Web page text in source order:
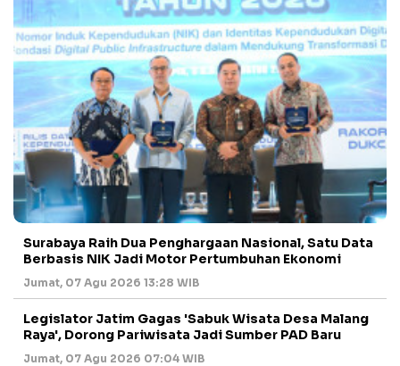
Surabaya Raih Dua Penghargaan Nasional, Satu Data
Berbasis NIK Jadi Motor Pertumbuhan Ekonomi
Jumat, 07 Agu 2026 13:28 WIB
Legislator Jatim Gagas 'Sabuk Wisata Desa Malang
Raya', Dorong Pariwisata Jadi Sumber PAD Baru
Jumat, 07 Agu 2026 07:04 WIB